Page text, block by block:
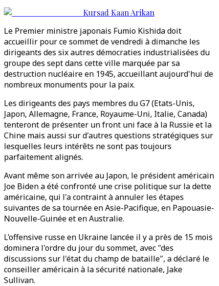
Kursad Kaan Arikan
Le Premier ministre japonais Fumio Kishida doit
accueillir pour ce sommet de vendredi à dimanche les
dirigeants des six autres démocraties industrialisées du
groupe des sept dans cette ville marquée par sa
destruction nucléaire en 1945, accueillant aujourd'hui de
nombreux monuments pour la paix.
Les dirigeants des pays membres du G7 (Etats-Unis,
Japon, Allemagne, France, Royaume-Uni, Italie, Canada)
tenteront de présenter un front uni face à la Russie et la
Chine mais aussi sur d'autres questions stratégiques sur
lesquelles leurs intérêts ne sont pas toujours
parfaitement alignés.
Avant même son arrivée au Japon, le président américain
Joe Biden a été confronté une crise politique sur la dette
américaine, qui l'a contraint à annuler les étapes
suivantes de sa tournée en Asie-Pacifique, en Papouasie-
Nouvelle-Guinée et en Australie.
L’offensive russe en Ukraine lancée il y a près de 15 mois
dominera l'ordre du jour du sommet, avec "des
discussions sur l'état du champ de bataille", a déclaré le
conseiller américain à la sécurité nationale, Jake
Sullivan.